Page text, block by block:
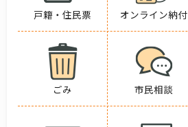
戸籍・住民票 オンライン納付
ごみ 市民相談